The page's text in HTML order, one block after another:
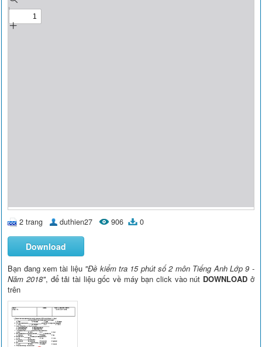
2 trang duthien27 906 0
Download
Bạn đang xem tài liệu "Đề kiểm tra 15 phút số 2 môn Tiếng Anh Lớp 9 -
Năm 2018", để tải tài liệu gốc về máy bạn click vào nút DOWNLOAD ở
trên